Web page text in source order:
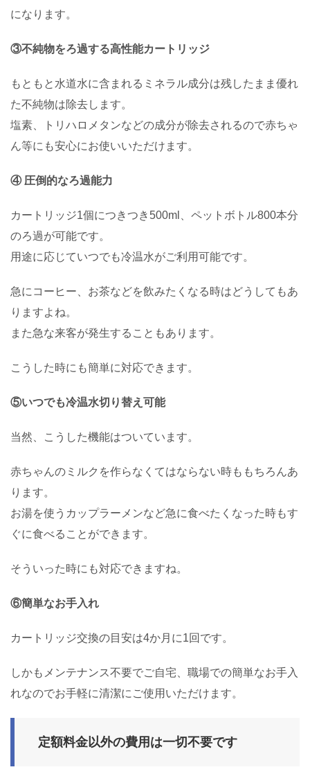
になります。
③不純物をろ過する高性能カートリッジ
もともと水道水に含まれるミネラル成分は残したまま優れ
た不純物は除去します。
塩素、トリハロメタンなどの成分が除去されるので赤ちゃ
ん等にも安心にお使いいただけます。
④ 圧倒的なろ過能力
カートリッジ1個につきつき500ml、ペットボトル800本分
のろ過が可能です。
用途に応じていつでも冷温水がご利用可能です。
急にコーヒー、お茶などを飲みたくなる時はどうしてもあ
りますよね。
また急な来客が発生することもあります。
こうした時にも簡単に対応できます。
⑤いつでも冷温水切り替え可能
当然、こうした機能はついています。
赤ちゃんのミルクを作らなくてはならない時ももちろんあ
ります。
お湯を使うカップラーメンなど急に食べたくなった時もす
ぐに食べることができます。
そういった時にも対応できますね。
⑥簡単なお手入れ
カートリッジ交換の目安は4か月に1回です。
しかもメンテナンス不要でご自宅、職場での簡単なお手入
れなのでお手軽に清潔にご使用いただけます。
定額料金以外の費用は一切不要です